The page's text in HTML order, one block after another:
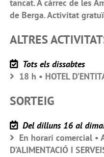
tancat. A càrrec de les
de Berga. Activitat
ALTRES
Tots els dissabtes
18 h • HOTEL
SORTEIG
Del dilluns 16 al
En horari comercial •
D’ALIMENTACIÓ I